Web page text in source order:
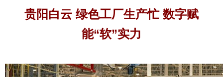
贵阳白云 绿色工厂生产忙 数字赋
能“软”实力